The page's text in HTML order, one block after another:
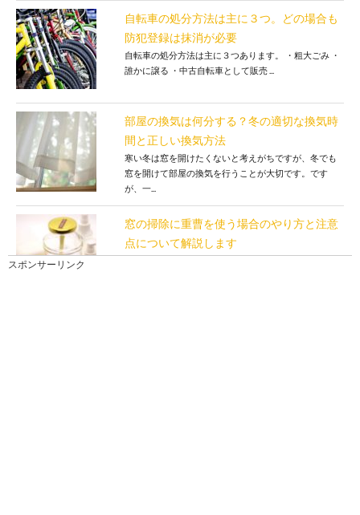
自転車の処分方法は主に３つ。どの場合も
防犯登録は抹消が必要
自転車の処分方法は主に３つあります。 ・粗大ごみ ・
誰かに譲る ・中古自転車として販売 ...
部屋の換気は何分する？冬の適切な換気時
間と正しい換気方法
寒い冬は窓を開けたくないと考えがちですが、冬でも
窓を開けて部屋の換気を行うことが大切です。です
が、一...
窓の掃除に重曹を使う場合のやり方と注意
点について解説します
スポンサーリンク